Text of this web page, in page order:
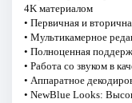
4K материалом
• Первичная и
• Мультикамерное
• Полноценная
• Работа со звуком в
• Аппаратное
• NewBlue Looks: